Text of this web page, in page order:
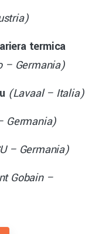
termica
– Germania)
(Lavaal – Italia)
Germania)
– Germania)
Gobain –